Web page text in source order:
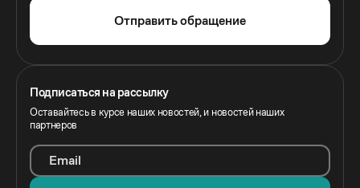
Отправить обращение
Подписаться на рассылку
Оставайтесь в курсе наших новостей, и новостей наших
партнеров
Email